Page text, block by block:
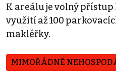
K areálu je volný
využití až 100
makléřky.
MIMOŘÁDNĚ